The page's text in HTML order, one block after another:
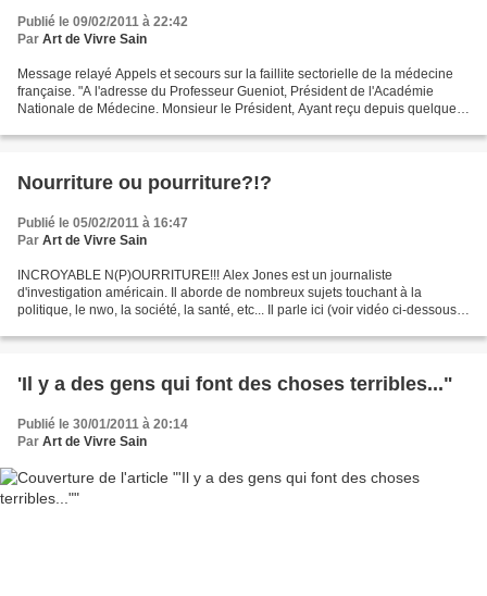
Publié le 09/02/2011 à 22:42
Par Art de Vivre Sain
Message relayé Appels et secours sur la faillite sectorielle de la médecine
française. "A l'adresse du Professeur Gueniot, Président de l'Académie
Nationale de Médecine. Monsieur le Président, Ayant reçu depuis quelques
Nourriture ou pourriture?!?
Publié le 05/02/2011 à 16:47
Par Art de Vivre Sain
INCROYABLE N(P)OURRITURE!!! Alex Jones est un journaliste
d'investigation américain. Il aborde de nombreux sujets touchant à la
politique, le nwo, la société, la santé, etc... Il parle ici (voir vidéo ci-dessous)
'Il y a des gens qui font des choses terribles..."
Publié le 30/01/2011 à 20:14
Par Art de Vivre Sain